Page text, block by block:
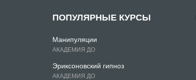
ПОПУЛЯРНЫЕ КУРСЫ
Манипуляции
АКАДЕМИЯ ДО
Эриксоновский гипноз
АКАДЕМИЯ ДО